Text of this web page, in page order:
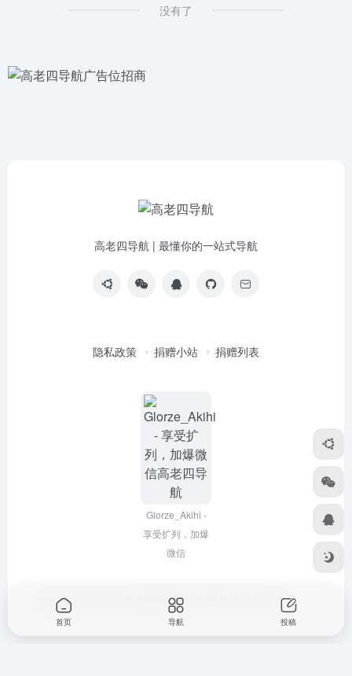
没有了
高老四导航 | 最懂你的一站式导航
隐私政策 捐赠小站 捐赠列表
Glorze_Akihi -
享受扩列，加爆
微信
Copyright © 2022-2026 高老四导航 浙ICP备2020045320号-3
首页 导航 投稿